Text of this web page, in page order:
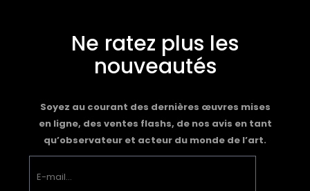
Ne ratez plus les
nouveautés
Soyez au courant des dernières œuvres mises
en ligne, des ventes flashs, de nos avis en tant
qu’observateur et acteur du monde de l’art.